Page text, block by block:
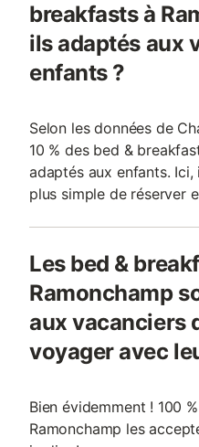
breakfasts à
ils adaptés aux
enfants ?
Selon les données de
10 % des bed &
adaptés aux enfants.
plus simple de réserver
Les bed &
Ramonchamp
aux vacanciers
voyager avec
Bien évidemment ! 100
Ramonchamp les